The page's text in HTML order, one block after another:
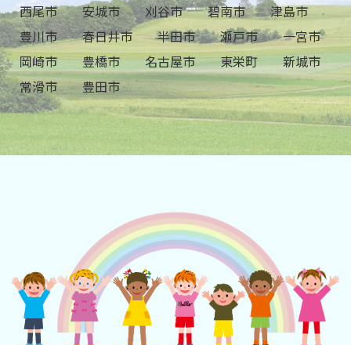
西尾市
安城市 刈谷市 碧南市
津島市
豊川市
春日井市 半田市 瀬戸市
一宮市
岡崎市
豊橋市 名古屋市 東栄町
新城市
常滑市
豊田市